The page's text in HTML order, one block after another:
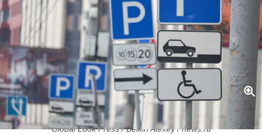
Парковка без паники: Петербург готовит постоплату к апрелю
Global Look Press / Belkin Alexey / news.ru